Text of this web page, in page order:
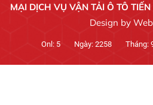
MẠI DỊCH VỤ VẬN TẢI Ô TÔ
Design by
Onl: 5 Ngày: 2258 Tháng: